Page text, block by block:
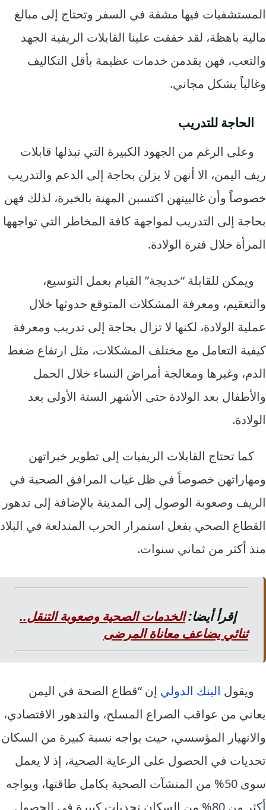
المستشفيات فيها مشقة في السفر وتحتاج إلى مبالغ
مالية باهظة، لقد خففت علينا القابلات الريفية الجهد
والتعب، فهن يقدمن خدمات عظيمة بأقل التكاليف
وغالباً بشكل مجاني.
الحاجة للتدريب
وعلى الرغم من الجهود الكبيرة التي تبذلها قابلات
ريف اليمن، الا أنهن لا يزلن بحاجة إلى الدعم والتدريب
خصوصاً وأن غالبيتهن اكتسبن المهنة بالخبرة، لذلك فهن
بحاجة إلى التدريب لمواجهة كافة المخاطر التي تواجهها
المرأة خلال فترة الولادة.
ويمكن للقابلة “خديجة” القيام بعمل التوسيع،
والتعقيم، ومعرفة المشكلات المتوقع حدوثها خلال
عملية الولادة، لكنها لا تزال بحاجة إلى تدريب ومعرفة
كيفية التعامل مع مختلف المشكلات، مثل ارتفاع ضغط
الدم، وغيرها ومعالجة أمراض النساء خلال الحمل
والأطفال بعد الولادة حتى الأشهر الستة الأولى بعد
الولادة.
كما تحتاج القابلات الريفيات إلى تطوير خبراتهن
ومهاراتهن خصوصاً في ظل غياب المرافق الصحية في
الريف وصعوبة الوصول إلى المدينة بالإضافة إلى تدهور
القطاع الصحي بفعل استمرار الحرب المندلعة في البلاد
منذ أكثر من ثماني سنوات.
إقرأ أيضا:الخدمات الصحية وصعوبة التنقل..
ثنائي يضاعف معاناة المرضى
ويقول البنك الدولي إن “قطاع الصحة في اليمن
يعاني من عواقب الصراع المسلح، والتدهور الاقتصادي،
والانهيار المؤسسي، حيث يواجه نسبة كبيرة من السكان
تحديات في الحصول على الرعاية الصحية، إذ لا يعمل
سوى 50% من المنشآت الصحية بكامل طاقتها، ويواجه